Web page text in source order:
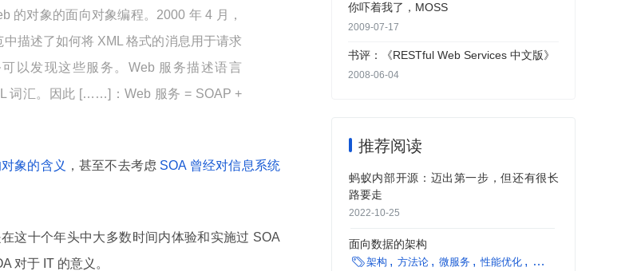
的对象的面向对象编程。2000 年 4 月，
描述了如何将 XML 格式的消息用于请求
以发现这些服务。Web 服务描述语言
词汇。因此 [……]：Web 服务 = SOAP +
象的含义 ，甚至不去考虑 SOA 曾经对信息系统
这十个年头中大多数时间内体验和实施过 SOA
对于 IT 的意义。
你吓着我了，MOSS
2009-07-17
书评：《RESTful Web Services 中文版》
2008-06-04
推荐阅读
蚂蚁内部开源：迈出第一步，但还有很长
路要走
2022-10-25
面向数据的架构
架构 方法论 微服务 性能优化 编程语言